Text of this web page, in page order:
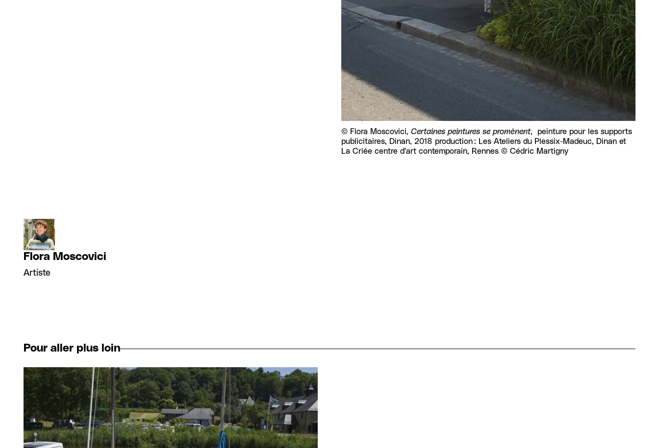
Droits réservés :
© Flora Moscovici, Certaines peintures se promènent, peinture pour les supports
publicitaires, Dinan, 2018 production : Les Ateliers du Plessix-Madeuc, Dinan et
La Criée centre d'art contemporain, Rennes © Cédric Martigny
Flora Moscovici
Artiste
Pour aller plus loin